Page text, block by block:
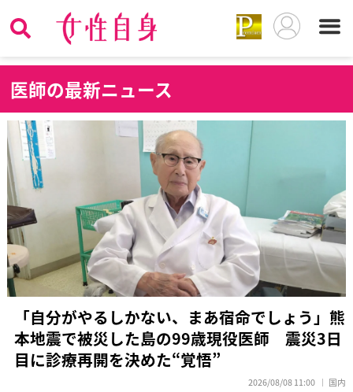
医師の最新ニュース
「自分がやるしかない、まあ宿命でしょう」熊
本地震で被災した島の99歳現役医師 震災3日
目に診療再開を決めた“覚悟”
2026/08/08 11:00 国内